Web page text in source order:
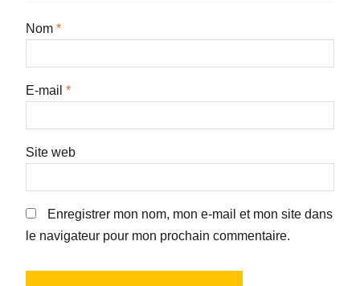
Nom *
E-mail *
Site web
Enregistrer mon nom, mon e-mail et mon site dans
le navigateur pour mon prochain commentaire.